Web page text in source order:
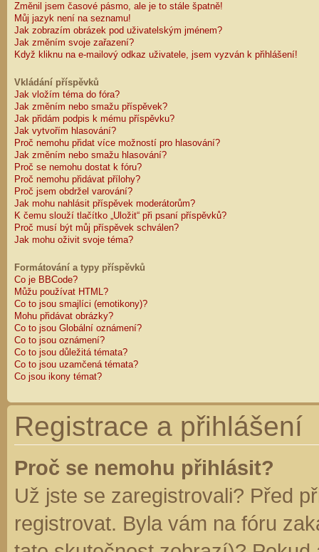
Změnil jsem časové pásmo, ale je to stále špatně!
Můj jazyk není na seznamu!
Jak zobrazím obrázek pod uživatelským jménem?
Jak změním svoje zařazení?
Když kliknu na e-mailový odkaz uživatele, jsem vyzván k přihlášení!
Vkládání příspěvků
Jak vložím téma do fóra?
Jak změním nebo smažu příspěvek?
Jak přidám podpis k mému příspěvku?
Jak vytvořím hlasování?
Proč nemohu přidat více možností pro hlasování?
Jak změním nebo smažu hlasování?
Proč se nemohu dostat k fóru?
Proč nemohu přidávat přílohy?
Proč jsem obdržel varování?
Jak mohu nahlásit příspěvek moderátorům?
K čemu slouží tlačítko „Uložit“ při psaní příspěvků?
Proč musí být můj příspěvek schválen?
Jak mohu oživit svoje téma?
Formátování a typy příspěvků
Co je BBCode?
Můžu používat HTML?
Co to jsou smajlíci (emotikony)?
Mohu přidávat obrázky?
Co to jsou Globální oznámení?
Co to jsou oznámení?
Co to jsou důležitá témata?
Co to jsou uzamčená témata?
Co jsou ikony témat?
Registrace a přihlášení
Proč se nemohu přihlásit?
Už jste se zaregistrovali? Před
registrovat. Byla vám na fóru